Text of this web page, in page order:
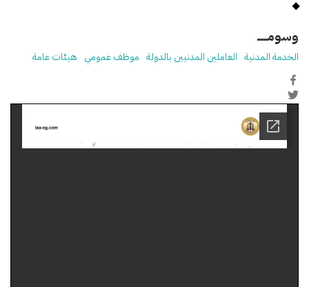
وسومـــــ
الخدمة المدنية العاملين المدنيين بالدولة موظف عمومي هيئات عامة